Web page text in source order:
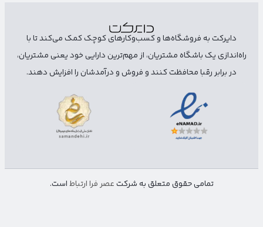
دایرکت به فروشگاه‌ها و کسب‌وکارهای کوچک کمک می‌کند تا با
راه‌اندازی یک باشگاه مشتریان، از مهم‌ترین دارایی خود یعنی مشتریان،
در برابر رقبا محافظت کنند و فروش و درآمدشان را افزایش دهند.
تمامی حقوق متعلق به شرکتعصر فرا ارتباطاست.